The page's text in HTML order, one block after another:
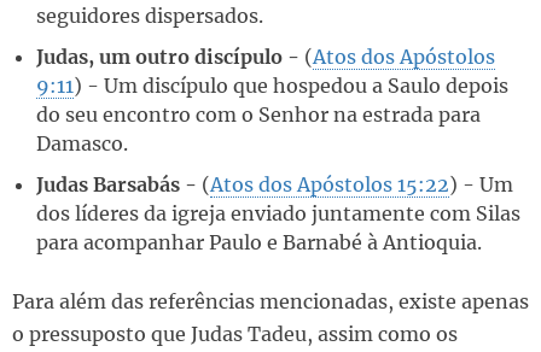
seguidores dispersados.
Judas, um outro discípulo - (Atos dos Apóstolos
9:11) - Um discípulo que hospedou a Saulo depois
do seu encontro com o Senhor na estrada para
Damasco.
Judas Barsabás - (Atos dos Apóstolos 15:22) - Um
dos líderes da igreja enviado juntamente com Silas
para acompanhar Paulo e Barnabé à Antioquia.
Para além das referências mencionadas, existe apenas
o pressuposto que Judas Tadeu, assim como os